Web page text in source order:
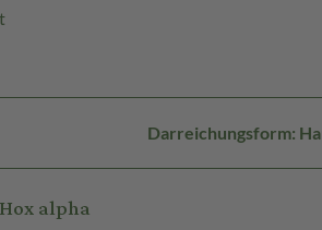
Darreichungsform:
alpha